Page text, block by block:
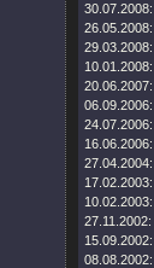
30.07.2008:
26.05.2008:
29.03.2008:
10.01.2008:
20.06.2007:
06.09.2006:
24.07.2006:
16.06.2006:
27.04.2004:
17.02.2003:
10.02.2003:
27.11.2002:
15.09.2002:
08.08.2002: